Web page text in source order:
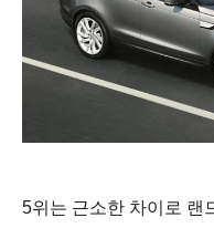
5위는 근소한 차이로 랜